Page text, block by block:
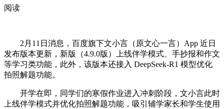
阅读
2月11日消息，百度旗下文小言（原文心一言）App 近日
发布版本更新，新版（4.9.0版）上线伴学模式、手抄报和作文
等学习类功能，此外，该版本还接入 DeepSeek-R1 模型优化
拍照解题功能。
开学在即，同学们的寒假作业进入冲刺阶段，文小言此时
上线伴学模式并优化拍照解题功能，吸引辅学家长和学生使用